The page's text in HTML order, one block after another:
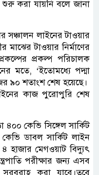
করা যায়নি বলে জানা
সঞ্চালন লাইনের টাওয়ার
মাঝের টাওয়ার নির্মাণের
প্রকল্প পরিচালক
মতে, ‘ইতোমধ্যে পদ্মা
৯০ শতাংশ শেষ হয়েছে।
কাজ পুরোপুরি শেষ
কেভি সিঙ্গেল সার্কিট
ডাবল সার্কিট লাইন
হাজার মেগওয়াট বিদ্যুৎ
পরীক্ষার জন্য এসব
করা যাবে।তবে